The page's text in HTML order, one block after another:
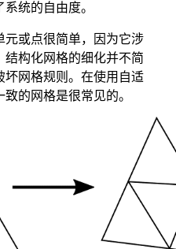
统的自由度。
元或点很简单，因为它涉
结构化网格的细化并不简
坏网格规则。在使用自适
的网格是很常见的。